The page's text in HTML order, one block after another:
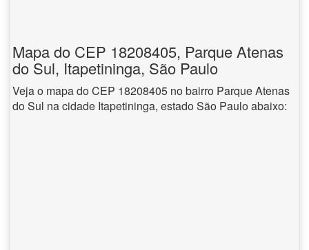
Mapa do CEP 18208405, Parque Atenas
do Sul, Itapetininga, São Paulo
Veja o mapa do CEP 18208405 no bairro Parque Atenas
do Sul na cidade Itapetininga, estado São Paulo abaixo: